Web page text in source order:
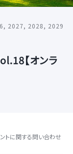
2027, 2028, 2029
【オンラ
トに関する問い合わせ